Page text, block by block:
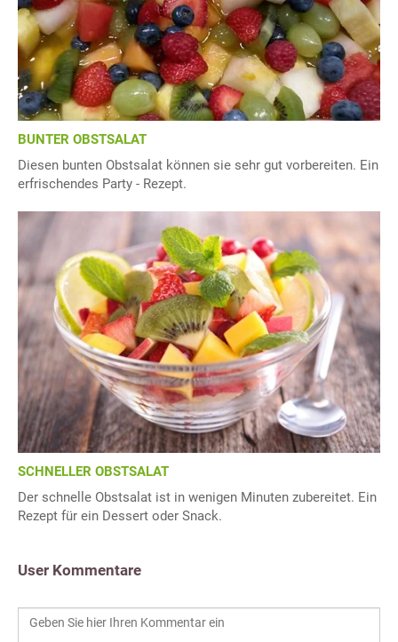
BUNTER OBSTSALAT
Diesen bunten Obstsalat können sie sehr gut vorbereiten. Ein
erfrischendes Party - Rezept.
SCHNELLER OBSTSALAT
Der schnelle Obstsalat ist in wenigen Minuten zubereitet. Ein
Rezept für ein Dessert oder Snack.
User Kommentare